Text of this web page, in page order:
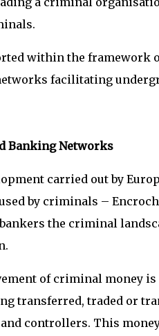
within the framework
facilitating
Banking Networks
carried out by
by criminals –
the criminal
of criminal money
transferred, traded or
controllers. This